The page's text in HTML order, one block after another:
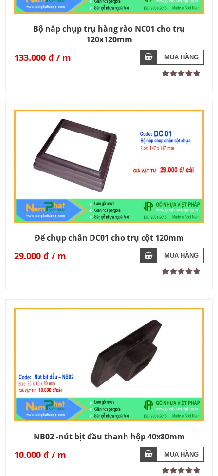
Bộ nắp chụp trụ hàng rào NC01 cho trụ
120x120mm
133.000 đ
Đế chụp chân DC01 cho trụ cột 120mm
29.000 đ
NB02 -nút bịt đầu thanh hộp 40x80mm
10.000 đ